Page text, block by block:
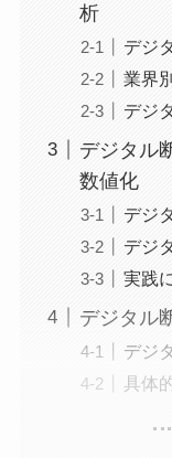
析
デジ
業界
デジ
デジタル
数値化
デジ
デジ
実践
デジタル
デジ
具体